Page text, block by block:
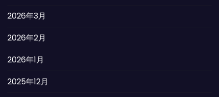
2026年3月
2026年2月
2026年1月
2025年12月